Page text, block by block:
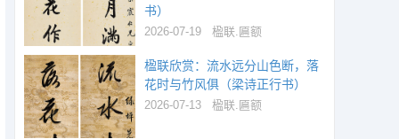
书）
2026-07-19 楹联.匾额
楹联欣赏：流水远分山色断，落
花时与竹风俱（梁诗正行书）
2026-07-13 楹联.匾额